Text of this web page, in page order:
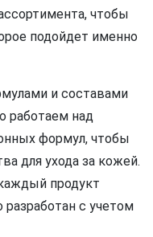
чтобы
подойдет именно
и составами
работаем над
формул, чтобы
для ухода за кожей.
продукт
с учетом